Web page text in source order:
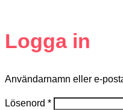
Logga in
Användarnamn eller e-
Lösenord *